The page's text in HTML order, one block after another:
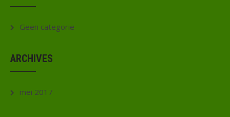
Geen categorie
ARCHIVES
mei 2017